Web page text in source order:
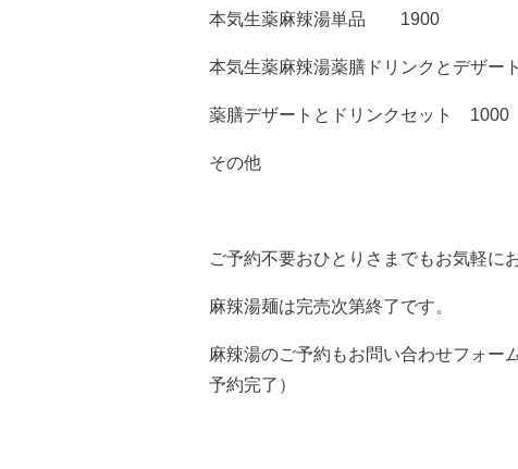
本気生薬麻辣湯単品 1900
本気生薬麻辣湯薬膳ドリンクとデザ
薬膳デザートとドリンクセット 1000
その他
ご予約不要おひとりさまでもお気軽に
麻辣湯麺は完売次第終了です。
麻辣湯のご予約もお問い合わせフォー
予約完了）